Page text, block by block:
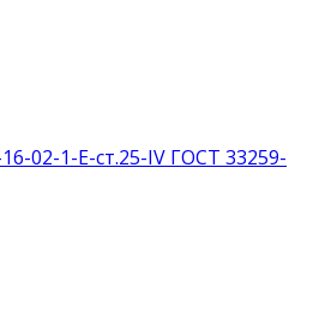
02-1-E-ст.25-IV ГОСТ 33259-